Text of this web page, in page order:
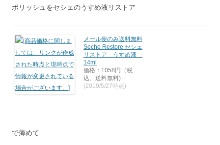
ポリッシュをセシェのうすめ液リストア
メール便のみ送料無料
Seche Restore セシェ
リストア うすめ液
14ml
価格：1058円（税
込、送料無料)
(2019/5/27時点)
で薄めて